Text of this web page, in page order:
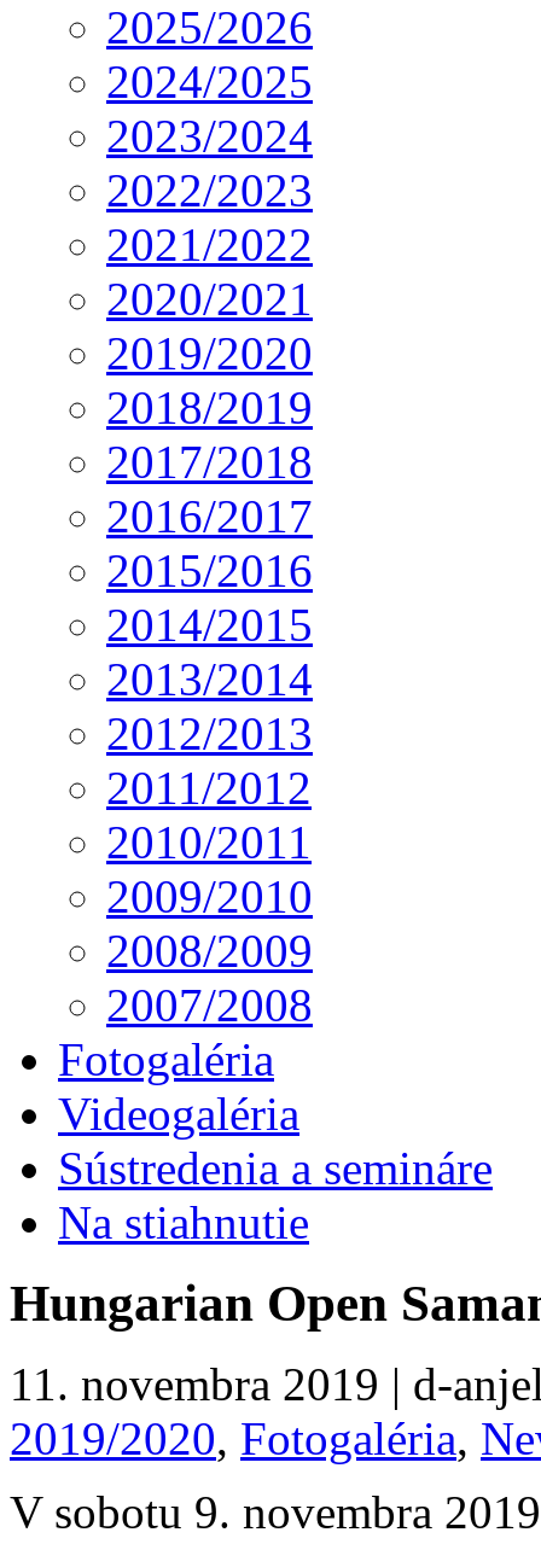
2025/2026
2024/2025
2023/2024
2022/2023
2021/2022
2020/2021
2019/2020
2018/2019
2017/2018
2016/2017
2015/2016
2014/2015
2013/2014
2012/2013
2011/2012
2010/2011
2009/2010
2008/2009
2007/2008
Fotogaléria
Videogaléria
Sústredenia a semináre
Na stiahnutie
Hungarian Open
11. novembra 2019 | d-
2019/2020, Fotogaléria,
V sobotu 9. novembra